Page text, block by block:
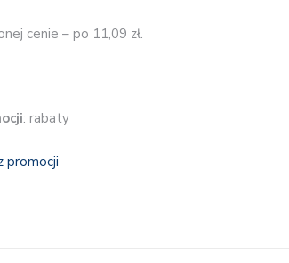
cenie – po 11,09 zł.
: rabaty
promocji